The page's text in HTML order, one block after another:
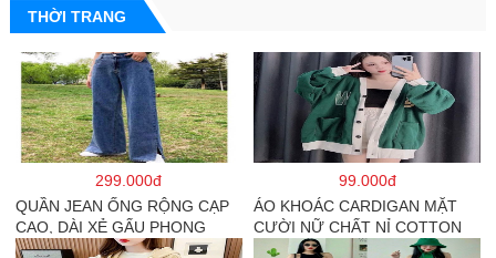
THỜI TRANG
299.000đ
QUẦN JEAN ỐNG RỘNG CẠP
CAO, DÀI XẺ GẤU PHONG
CÁCH J6
99.000đ
ÁO KHOÁC CARDIGAN MẶT
CƯỜI NỮ CHẤT NỈ COTTON